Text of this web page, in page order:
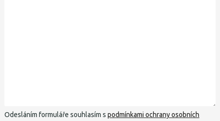
Odesláním formuláře souhlasím s podmínkami ochrany osobních